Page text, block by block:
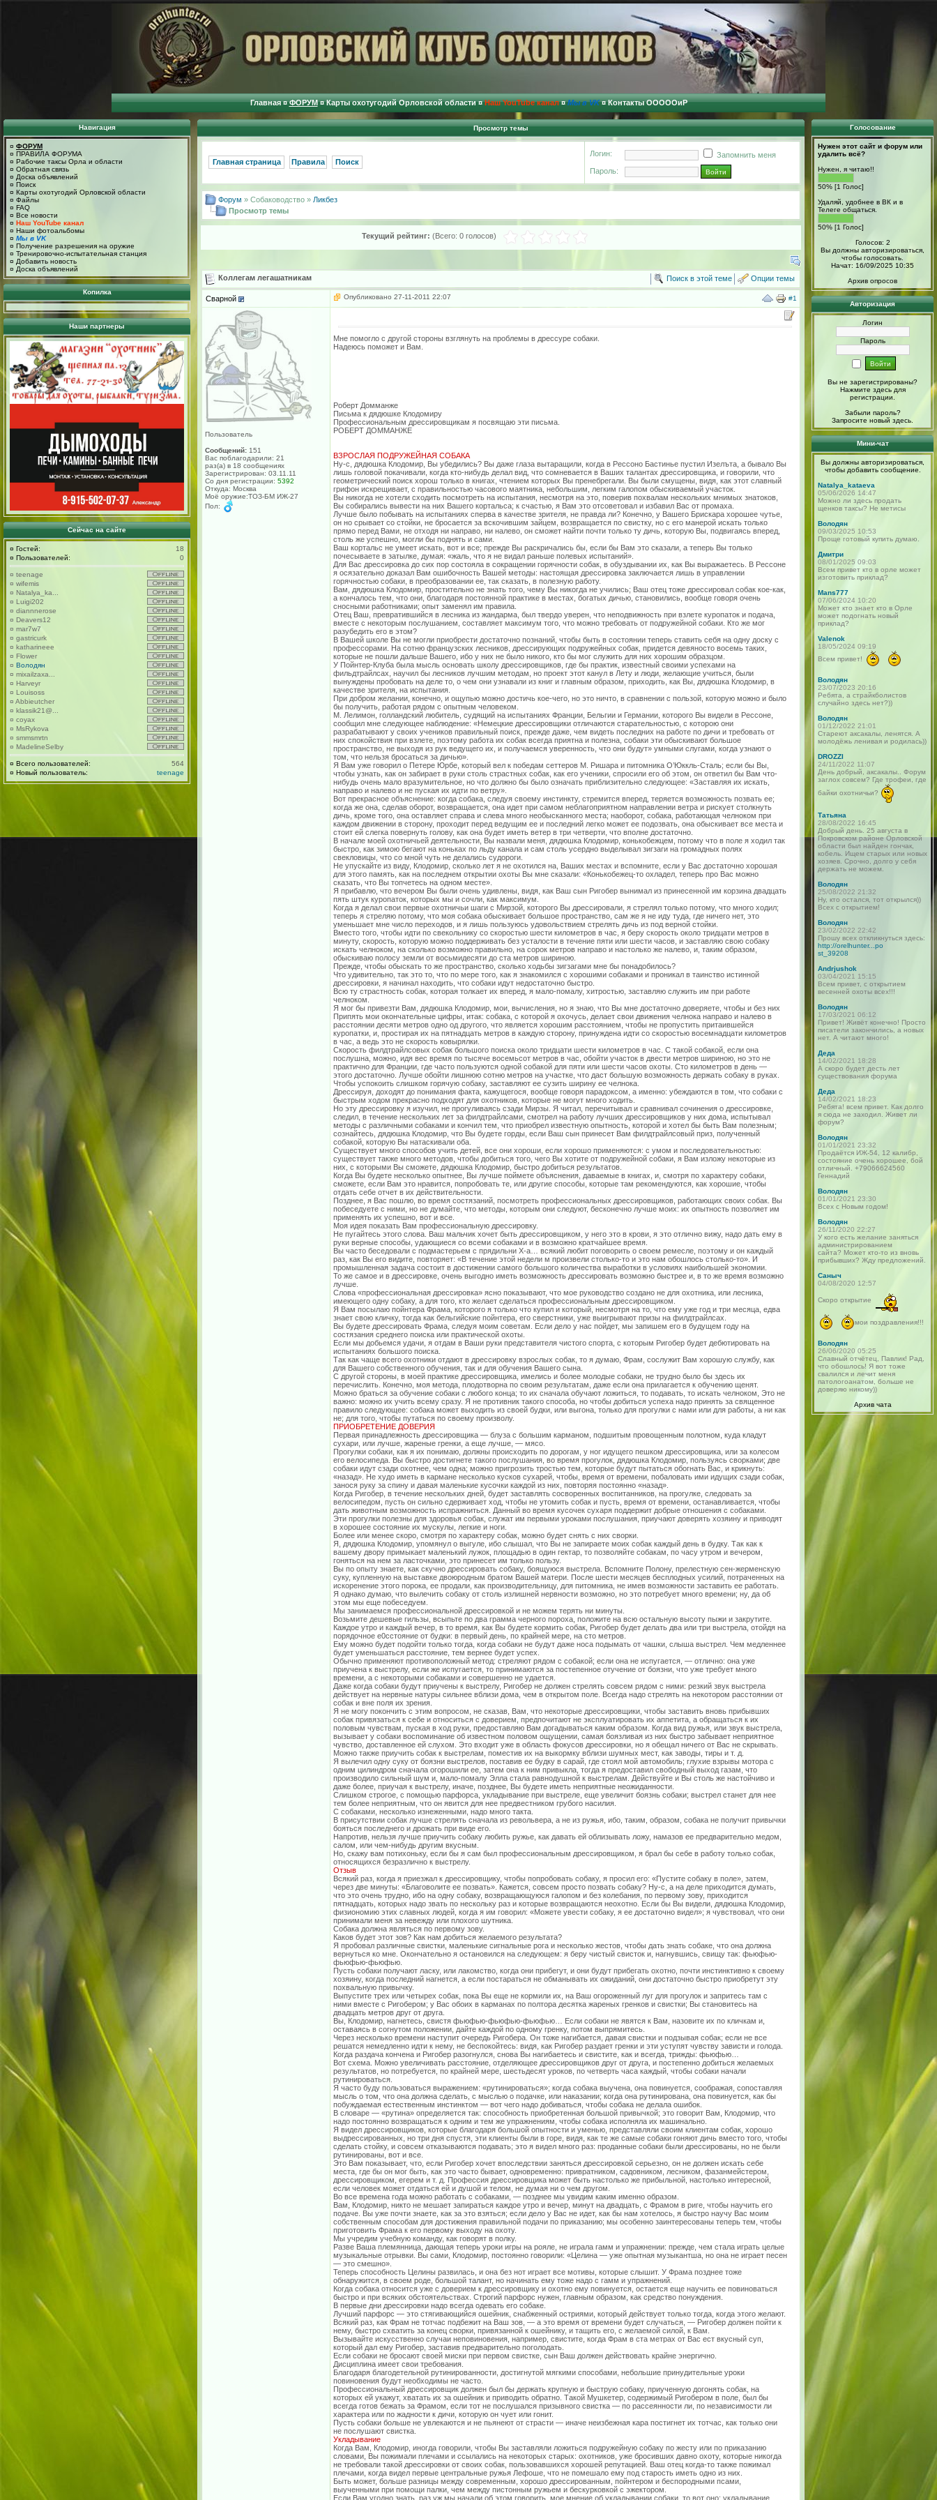
Главная ¤ ФОРУМ ¤ Карты охотугодий Орловской области ¤ Наш YouTube канал ¤ Мы в VK ¤ Контакты ОООООиР
Навигация
¤ ФОРУМ
¤ ПРАВИЛА ФОРУМА
¤ Рабочие таксы Орла и области
¤ Обратная связь
¤ Доска объявлений
¤ Поиск
¤ Карты охотугодий Орловской области
¤ Файлы
¤ FAQ
¤ Все новости
¤ Наш YouTube канал
¤ Наши фотоальбомы
¤ Мы в VK
¤ Получение разрешения на оружие
¤ Тренировочно-испытательная станция
¤ Добавить новость
¤ Доска объявлений
Копилка
Наши партнеры
Сейчас на сайте
¤ Гостей:
18
¤ Пользователей: 0
¤ teenage
¤ wifemis
¤ Natalya_ka...
¤ Luigi202
¤ diannnerose
¤ Deavers12
¤ mar7w7
¤ gastricurk
¤ katharineee
¤ Flower
¤ Володян
¤ mixailzaxa...
¤ Harveyr
¤ Louisoss
¤ Abbieutcher
¤ klassik21@...
¤ coyax
¤ MsRykova
¤ smmsmrtn
¤ MadelineSelby
¤ Всего пользователей:
564
¤ Новый пользователь: teenage
Просмотр темы
Главная страница Правила Поиск
Логин:
Запомнить меня
Пароль:
Форум » Собаководство » Ликбез
Просмотр темы
Текущий рейтинг: (Всего: 0 голосов)
Поиск в этой теме Опции темы
Коллегам легашатникам
Сварной #1
Опубликовано 27-11-2011 22:07
Пользователь
Сообщений: 151
Вас поблагодарили: 21
раз(а) в 18 сообщениях
Зарегистрирован: 03.11.11
Со дня регистрации: 5392
Откуда: Москва
Моё оружие:ТОЗ-БМ ИЖ-27
Пол:
Мне помогло с другой стороны взглянуть на проблемы в дрессуре собаки.
Надеюсь поможет и Вам.
Роберт Домманже
Письма к дядюшке Клодомиру
Профессиональным дрессировщикам я посвящаю эти письма.
РОБЕРТ ДОММАНЖЕ
ВЗРОСЛАЯ ПОДРУЖЕЙНАЯ СОБАКА
Ну-с, дядюшка Клодомир, Вы убедились? Вы даже глаза вытаращили, когда в Рессоно Бастинье пустил Изелъта, а бывало Вы
лишь головой покачивали, когда кто-нибудь делал вид, что сомневается в Ваших талантах дрессировщика, и говорили, что
геометрический поиск хорош только в книгах, чтением которых Вы пренебрегали. Вы были смущены, видя, как этот славный
грифон искрещивает, с правильностью часового маятника, небольшим, легким галопом обыскиваемый участок.
Вы никогда не хотели сходить посмотреть на испытания, несмотря на это, поверив похвалам нескольких мнимых знатоков,
Вы собирались вывести на них Вашего кортальса; к счастью, я Вам это отсоветовал и избавил Вас от промаха.
Лучше было побывать на испытаниях сперва в качестве зрителя, не правда ли? Конечно, у Вашего Брискара хорошее чутье,
он но срывает со стойки, не бросается за вскочившим зайцем, возвращается по свистку, но с его манерой искать только
прямо перед Вами, не отходя ни направо, ни налево, он сможет найти почти только ту дичь, которую Вы, подвигаясь вперед,
столь же успешно, могли бы поднять и сами.
Ваш кортальс не умеет искать, вот и все; прежде Вы раскричались бы, если бы Вам это сказали, а теперь Вы только
почесываете в затылке, думая: «жаль, что я не видал раньше полевых испытаний».
Для Вас дрессировка до сих пор состояла в сокращении горячности собак, в обуздывании их, как Вы выражаетесь. В Рессоне
я осязательно доказал Вам ошибочность Вашей методы: настоящая дрессировка заключается лишь в управлении
горячностью собаки, в преобразовании ее, так сказать, в полезную работу.
Вам, дядюшка Клодомир, простительно не знать того, чему Вы никогда не учились; Ваш отец тоже дрессировал собак кое-как,
а кончалось тем, что они, благодаря постоянной практике в местах, богатых дичью, становились, вообще говоря очень
сносными работниками; опыт заменял им правила.
Отец Ваш, превратившийся в лесника из жандарма, был твердо уверен, что неподвижность при взлете куропаток и подача,
вместе с некоторым послушанием, составляет максимум того, что можно требовать от подружейной собаки. Кто же мог
разубедить его в этом?
В Вашей школе Вы не могли приобрести достаточно познаний, чтобы быть в состоянии теперь ставить себя на одну доску с
профессорами. На сотню французских лесников, дрессирующих подружейных собак, придется девяносто восемь таких,
которые не пошли дальше Вашего, ибо у них не было никого, кто бы мог служить для них хорошим образцом.
У Пойнтер-Клуба была мысль основать школу дрессировщиков, где бы практик, известный своими успехами на
фильдтрайлсах, научил бы лесников лучшим методам, но проект этот канул в Лету и люди, желающие учиться, были
вынуждены пробовать на деле то, о чем они узнавали из книг и главным образом, приходить, как Вы, дядюшка Клодомир, в
качестве зрителя, на испытания.
При добром желании, конечно, и ощупью можно достичь кое-чего, но это ничто, в сравнении с пользой, которую можно и было
бы получить, работая рядом с опытным человеком.
М. Лелимон, голландский любитель, судящий на испытаниях Франции, Бельгии и Германии, которого Вы видели в Рессоне,
сообщил мне следующее наблюдение: «Немецкие дрессировщики отличаются старательностью, с которою они
разрабатывают у своих учеников правильный поиск, прежде даже, чем видеть последних на работе по дичи и требовать от
них спокойствия при взлете, поэтому работа их собак всегда приятна и полезна, собаки эти обыскивают большое
пространство, не выходя из рук ведущего их, и получаемся уверенность, что они будут» умными слугами, когда узнают о
том, что нельзя бросаться за дичью».
Я Вам уже говорил о Петере Юрбе, который вел к победам сеттеров М. Ришара и питомника О’Юккль-Сталь; если бы Вы,
чтобы узнать, как он забирает в руки столь страстных собак, как его ученики, спросили его об этом, он ответил бы Вам что-
нибудь очень мало вразумительное, но что должно бы было означать приблизительно следующее: «Заставляя их искать,
направо и налево и не пуская их идти по ветру».
Вот прекрасное объяснение: когда собака, следуя своему инстинкту, стремится вперед, теряется возможность позвать ее;
когда же она, сделав оборот, возвращается, она идет при самом неблагоприятном направлении ветра и рискует столкнуть
дичь, кроме того, она оставляет справа и слева много необысканного места; наоборот, собака, работающая челноком при
каждом движении в сторону, проходит перед ведущим ее и последний легко может ее подозвать, она обыскивает все места и
стоит ей слегка повернуть голову, как она будет иметь ветер в три четверти, что вполне достаточно.
В начале моей охотничьей деятельности, Вы назвали меня, дядюшка Клодомир, конькобежцем, потому что в поле я ходил так
быстро, как зимою бегают на коньках по льду канала и сам столь усердно выделывал зигзаги на громадных полях
свекловицы, что со мной чуть не делались судороги.
Не упускайте из виду, Клодомир, сколько лет я не охотился на, Ваших местах и вспомните, если у Вас достаточно хорошая
для этого память, как на последнем открытии охоты Вы мне сказали: «Конькобежец-то охладел, теперь про Вас можно
сказать, что Вы топчетесь на одном месте».
Я прибавлю, что вечером Вы были очень удивлены, видя, как Ваш сын Ригобер вынимал из принесенной им корзина двадцать
пять штук куропаток, которых мы и сочли, как максимум.
Когда я делал свои первые охотничьи шаги с Мирзой, которого Вы дрессировали, я стрелял только потому, что много ходил;
теперь я стреляю потому, что моя собака обыскивает большое пространство, сам же я не иду туда, где ничего нет, это
уменьшает мне число переходов, и я лишь пользуюсь удовольствием стрелять дичь из под верной стойки.
Вместо того, чтобы идти по свекольнику со скоростью шести километров в час, я беру скорость около тридцати метров в
минуту, скорость, которую можно поддерживать без усталости в течение пяти или шести часов, и заставляю свою собаку
искать челноком, на сколько возможно правильно, на сорок метров направо и настолько же налево, и, таким образом,
обыскиваю полосу земли от восьмидесяти до ста метров шириною.
Прежде, чтобы обыскать то же пространство, сколько ходьбы зигзагами мне бы понадобилось?
Что удивительно, так это то, что по мере того, как я знакомился с хорошими собаками и проникал в таинство истинной
дрессировки, я начинал находить, что собаки идут недостаточно быстро.
Всю ту страстность собак, которая толкает их вперед, я мало-помалу, хитростью, заставляю служить им при работе
челноком.
Я мог бы привезти Вам, дядюшка Клодомир, мои, вычисления, но я знаю, что Вы мне достаточно доверяете, чтобы и без них
Припять мои окончательные цифры, итак: собака, с которой я охочусь, делает свои движения челнока направо и налево в
расстоянии десяти метров одно од другого, что является хорошим расстоянием, чтобы не пропустить притаившейся
куропатки, и, простирая их на пятнадцать метров в каждую сторону, принуждена идти со скоростью восемнадцати километров
в час, а ведь это не скорость ковырялки.
Скорость филдтрайлсовых собак большого поиска около тридцати шести километров в час. С такой собакой, если она
послушна, можно, идя вес время по тысяче восемьсот метров в час, обойти участок в двести метров шириною, но это не
практично для Франции, где часто пользуются одной собакой для пяти или шести часов охоты. Сто километров в день —
этого достаточно. Лучше обойти лишнюю сотню метров на участке, что даст большую возможность держать собаку в руках.
Чтобы успокоить слишком горячую собаку, заставляют ее сузить ширину ее челнока.
Дрессируя, доходят до понимания факта, кажущегося, вообще говоря парадоксом, а именно: убеждаются в том, что собаки с
быстрым ходом прекрасно подходят для охотников, которые не могут много ходить.
Но эту дрессировку я изучил, не прогуливаясь сзади Мирзы. Я читал, перечитывал и сравнивал сочинения о дрессировке,
следил, в течение нескольких лет за филдтрайлсами, смотрел на работу лучших дрессировщиков у них дома, испытывал
методы с различными собаками и кончил тем, что приобрел известную опытность, которой и хотел бы быть Вам полезным;
сознайтесь, дядюшка Клодомир, что Вы будете горды, если Ваш сын принесет Вам филдтрайлсовый приз, полученный
собакой, которую Вы натаскивали оба.
Существует много способов учить детей, все они хороши, если хорошо применяются: с умом и последовательностью:
существует также много методов, чтобы добиться того, чего Вы хотите от подружейной собаки, я Вам изложу некоторые из
них, с которыми Вы сможете, дядюшка Клодомир, быстро добиться результатов.
Когда Вы будете несколько опытнее, Вы лучше поймете объяснения, даваемые в книгах, и, смотря по характеру собаки,
сможете, если Вам это нравится, попробовать те, или другие способы, которые там рекомендуются, как хорошие, чтобы
отдать себе отчет в их действительности.
Позднее, я Вас пошлю, во время состязаний, посмотреть профессиональных дрессировщиков, работающих своих собак. Вы
побеседуете с ними, но не думайте, что методы, которым они следуют, бесконечно лучше моих: их опытность позволяет им
применять их успешно, вот и все.
Моя идея показать Вам профессиональную дрессировку.
Не пугайтесь этого слова. Ваш мальчик хочет быть дрессировщиком, у него это в крови, я это отлично вижу, надо дать ему в
руки верные способы, удающиеся со всеми собаками и в возможно кратчайшее время.
Вы часто беседовали с подмастерьем с прядильни Х-а… всякий любит поговорить о своем ремесле, поэтому и он каждый
раз, как Вы его видите, повторяет: «В течение этой недели м произвели столько-то и это нам обошлось столько-то». И
промышленная задача состоит в достижении самого большого количества выработки в условиях наибольшей экономии.
То же самое и в дрессировке, очень выгодно иметь возможность дрессировать возможно быстрее и, в то же время возможно
лучше.
Слова «профессиональная дрессировка» ясно показывают, что мое руководство создано не для охотника, или лесника,
имеющего одну собаку, а для того, кто желает сделаться профессиональным дрессировщиком.
Я Вам посылаю пойнтера Фрама, которого я только что купил и который, несмотря на то, что ему уже год и три месяца, едва
знает свою кличку, тогда как бельгийские пойнтера, его сверстники, уже выигрывают призы на филдтрайлсах.
Вы будете дрессировать Фрама, следуя моим советам. Если дело у нас пойдет, мы запишем его в будущем году на
состязания среднего поиска или практической охоты.
Если мы добьемся удачи, я отдам в Ваши руки представителя чистого спорта, с которым Ригобер будет дебютировать на
испытаниях большого поиска.
Так как чаще всего охотники отдают в дрессировку взрослых собак, то я думаю, Фрам, сослужит Вам хорошую службу, как
для Вашего собственного обучения, так и для обучения Вашего сына.
С другой стороны, в моей практике дрессировщика, имелись и более молодые собаки, не трудно было бы здесь их
перечислить. Конечно, моя метода, плодотворна по своим результатам, даже если она прилагается к обучению щенят.
Можно браться за обучение собаки с любого конца; то их сначала обучают ложиться, то подавать, то искать челноком, Это не
важно: можно их учить всему сразу. Я не противник такого способа, но чтобы добиться успеха надо принять за священное
правило следующее: собака может выходить из своей будки, или выгона, только для прогулки с нами или для работы, а ни как
не; для того, чтобы путаться по своему произволу.
ПРИОБРЕТЕНИЕ ДОВЕРИЯ
Первая принадлежность дрессировщика — блуза с большим карманом, подшитым провощенным полотном, куда кладут
сухари, или лучше, жареные гренки, а еще лучше, — мясо.
Прогулки собаки, как я их понимаю, должны происходить по дорогам, у ног идущего пешком дрессировщика, или за колесом
его велосипеда. Вы быстро достигнете такого послушания, во время прогулок, дядюшка Клодомир, пользуясь сворками; две
собаки идут сзади охотнее, чем одна; можно пригрозить тростью тем, которые будут пытаться обогнать Вас, и крикнуть:
«назад». Не худо иметь в кармане несколько кусков сухарей, чтобы, время от времени, побаловать ими идущих сзади собак,
занося руку за спину и давая маленькие кусочки каждой из них, повторяя постоянно «назад».
Когда Ригобер, в течение нескольких дней, будет заставлять сосворенных воспитанников, на прогулке, следовать за
велосипедом, пусть он сильно сдерживает ход, чтобы не утомить собак и пусть, время от времени, останавливается, чтобы
дать животным возможность испражниться. Данный во время кусочек сухаря поддержит добрые отношения с собаками.
Эти прогулки полезны для здоровья собак, служат им первыми уроками послушания, приучают доверять хозяину и приводят
в хорошее состояние их мускулы, легкие и ноги.
Более или менее скоро, смотря по характеру собак, можно будет снять с них сворки.
Я, дядюшка Клодомир, упомянул о выгуле, ибо слышал, что Вы не запираете моих собак каждый день в будку. Так как к
вашему двору примыкает маленький лужок, площадью в один гектар, то позволяйте собакам, по часу утром и вечером,
гоняться на нем за ласточками, это принесет им только пользу.
Вы по опыту знаете, как скучно дрессировать собаку, боящуюся выстрела. Вспомните Полону, прелестную сен-жерменскую
суку, купленную на выставке двоюродным братом Вашей матери. После шести месяцев бесплодных усилий, потраченных на
искоренение этого порока, ее продали, как производительницу, для питомника, не имев возможности заставить ее работать.
Я однако думаю, что вылечить собаку от столь излишней нервности возможно, но это потребует много времени; ну, да об
этом мы еще побеседуем.
Мы занимаемся профессиональной дрессировкой и не можем терять ни минуты.
Возьмите дешевые гильзы, всыпьте по два грамма черного пороха, положите на всю остальную высоту пыжи и закрутите.
Каждое утро и каждый вечер, в то время, как Вы будете кормить собак, Ригобер будет делать два или три выстрела, отойдя на
порядочное e0сстояние от будки: в первый день, по крайней мере, на сто метров.
Ему можно будет подойти только тогда, когда собаки не будут даже носа подымать от чашки, слыша выстрел. Чем медленнее
будет уменьшаться расстояние, тем вернее будет успех.
Обычно применяют противоположный метод: стреляют рядом с собакой; если она не испугается, — отлично: она уже
приучена к выстрелу, если же испугается, то принимаются за постепенное отучение от боязни, что уже требует много
времени, а с некоторыми собаками и совершенно не удается.
Даже когда собаки будут приучены к выстрелу, Ригобер не должен стрелять совсем рядом с ними: резкий звук выстрела
действует на нервные натуры сильнее вблизи дома, чем в открытом поле. Всегда надо стрелять на некотором расстоянии от
собак и вне поля их зрения.
Я не могу покончить с этим вопросом, не сказав, Вам, что некоторые дрессировщики, чтобы заставить вновь прибывших
собак привязаться к себе и относиться с доверием, предпочитают не эксплуатировать их аппетита, а обращаться к их
половым чувствам, пуская в ход руки, предоставляю Вам догадываться каким образом. Когда вид ружья, или звук выстрела,
вызывает у собаки воспоминание об известном половом ощущении, самая боязливая из них быстро забывает неприятное
чувство, доставленное ей слухом. Это входит уже в область фокусов дрессировки, но я обещал ничего от Вас не скрывать.
Можно также приучить собак к выстрелам, поместив их на выкормку вблизи шумных мест, как заводы, тиры и т. д.
Я вылечил одну суку от боязни выстрелов, поставив ее будку в сарай, где стоял мой автомобиль; глухие взрывы мотора с
одним цилиндром сначала огорошили ее, затем она к ним привыкла, тогда я предоставил свободный выход газам, что
производило сильный шум и, мало-помалу Элла стала равнодушной к выстрелам. Действуйте и Вы столь же настойчиво и
даже более, приучая к выстрелу, иначе, позднее, Вы будете иметь неприятные неожиданности.
Слишком строгое, с помощью парфорса, укладывание при выстреле, еще увеличит боязнь собаки; выстрел станет для нее
тем более неприятным, что он явится для нее предвестником грубого насилия.
С собаками, несколько изнеженными, надо много такта.
В присутствии собак лучше стрелять сначала из револьвера, а не из ружья, ибо, таким, образом, собака не получит привычки
бояться последнего и дрожать при виде его.
Напротив, нельзя лучше приучить собаку любить ружье, как давать ей облизывать ложу, намазов ее предварительно медом,
салом, или чем-нибудь другим вкусным.
Но, скажу вам потихоньку, если бы я сам был профессиональным дрессировщиком, я брал бы себе в работу только собак,
относящихся безразлично к выстрелу.
Отзыв
Всякий раз, когда я приезжал к дрессировщику, чтобы попробовать собаку, я просил его: «Пустите собаку в поле», затем,
через две минуты: «Благоволите ее позвать». Кажется, совсем просто позвать собаку? Ну-с, а на деле приходится думать,
что это очень трудно, ибо на одну собаку, возвращающуюся галопом и без колебания, по первому зову, приходится
пятнадцать, которых надо звать по нескольку раз и которые возвращаются неохотно. Если бы Вы видели, дядюшка Клодомир,
физиономию этих славных людей, когда я им говорил: «Можете увести собаку, я ее достаточно видел»; я чувствовал, что они
принимали меня за невежду или плохого шутника.
Собака должна являться по первому зову.
Каков будет этот зов? Как нам добиться желаемого результата?
Я пробовал различные свистки, маленькие сигнальные рога и несколько жестов, чтобы дать знать собаке, что она должна
вернуться ко мне. Окончательно я остановился на следующем: я беру чистый свисток и, нагнувшись, свищу так: фьюфью-
фьюфью-фьюфью.
Пусть собаки получают ласку, или лакомство, когда они прибегут, и они будут прибегать охотно, почти инстинктивно к своему
хозяину, когда последний нагнется, а если постараться не обманывать их ожиданий, они достаточно быстро приобретут эту
похвальную привычку.
Выпустите трех или четырех собак, пока Вы еще не кормили их, на Ваш огороженный луг для прогулок и запритесь там с
ними вместе с Ригобером; у Вас обоих в карманах по полтора десятка жареных гренков и свистки; Вы становитесь на
двадцать метров друг от друга.
Вы, Клодомир, нагнетесь, свистя фьюфью-фьюфью-фьюфью… Если собаки не явятся к Вам, назовите их по кличкам и,
оставаясь в согнутом положении, дайте каждой по одному гренку, потом выпрямитесь.
Через несколько времени наступит очередь Ригобера. Он тоже нагибается, давая свистки и подзывая собак; если не все
решатся немедленно идти к нему, не беспокойтесь: видя, как Ригобер раздает гренки и эти уступят чувству зависти и голода.
Когда раздача кончена и Ригобер разогнулся, снова Вы нагибаетесь и свистите, как и всегда, трижды: фьюфью…
Вот схема. Можно увеличивать расстояние, отделяющее дрессировщиков друг от друга, и постепенно добиться желаемых
результатов, но потребуется, по крайней мере, шестьдесят уроков, по четверть часа каждый, чтобы собаки начали
рутинироваться.
Я часто буду пользоваться выражением: «рутинироваться»; когда собака выучена, она повинуется, соображая, сопоставляя
мысль о том, что она должна сделать, с мыслью о подачке, или наказании; когда она рутинирована, она повинуется, как бы
побуждаемая естественным инстинктом — вот чего надо добиваться, чтобы собака не делала ошибок.
В словаре — «рутина» определяется так: способность приобретенная большой привычкой; это говорит Вам, Клодомир, что
надо постоянно возвращаться к одним и тем же упражнениям, чтобы собака исполняла их машинально.
Я видел дрессировщиков, которые благодаря большой опытности и уменью, представляли своим клиентам собак, хорошо
выдрессированных, но три дня спустя, эти клиенты были в горе, видя, как те же самые собаки гоняют дичь вместо того, чтобы
сделать стойку, и совсем отказываются подавать; это я видел много раз: проданные собаки были дрессированы, но не были
рутинированы, вот и все.
Это Вам показывает, что, если Ригобер хочет впоследствии заняться дрессировкой серьезно, он не должен искать себе
места, где бы он мог быть, как это часто бывает, одновременно: привратником, садовником, лесником, фазанмейстером,
дрессировщиком, егерем и т. д. Профессия дрессировщика может быть настолько же прибыльной, настолько интересной,
если человек может отдаться ей и душой и телом, не думая ни о чем другом.
Во все времена года можно работать с собаками, — позднее мы увидим каким именно образом.
Вам, Клодомир, никто не мешает запираться каждое утро и вечер, минут на двадцать, с Фрамом в риге, чтобы научить его
подаче. Вы уже почти знаете, как за это взяться; если дело у Вас не идет, как бы нам хотелось, я быстро научу Вас моим
собственным способам для достижения правильной подачи по приказанию; мы особенно заинтересованы теперь тем, чтобы
приготовить Фрама к его первому выходу на охоту.
Мы учредим учебную команду, как говорят в полку.
Разве Ваша племянница, дающая теперь уроки игры на рояле, не играла гамм и упражнении: прежде, чем стала играть целые
музыкальные отрывки. Вы сами, Клодомир, постоянно говорили: «Целина — уже опытная музыкантша, но она не играет песен
— это смешно».
Теперь способность Целины развилась, и она без нот играет все мотивы, которые слышит. У Фрама позднее тоже
обнаружится, в своем роде, большой талант, но начинать ему тоже надо с гамм и упражнений.
Когда собака относится уже с доверием к дрессировщику и охотно ему повинуется, остается еще научить ее повиноваться
быстро и при всяких обстоятельствах. Строгий парфорс нужен, главным образом, как средство понуждения.
В первые дни дрессировки надо всегда одевать его собаке.
Лучший парфорс — это стягивающийся ошейник, снабженный остриями, который действует только тогда, когда этого желают.
Всякий раз, как Фрам не тотчас подбежит на Ваш зов, — а это время от времени будет случаться, — Ригобер должен пойти к
нему, быстро схватить за конец сворки, привязанной к ошейнику, и тащить его, с желаемой силой, к Вам.
Вызывайте искусственно случаи неповиновения, например, свистите, когда Фрам в ста метрах от Вас ест вкусный суп,
который дал ему Ригобер, заставив предварительно поголодать.
Если собаки не бросают своей миски при первом свистке, сын Ваш должен действовать крайне энергично.
Дисциплина имеет свои требования.
Благодаря благодетельной рутинированности, достигнутой мягкими способами, небольшие принудительные уроки
повиновения будут необходимы не часто.
Профессиональный дрессировщик должен был бы держать крупную и быструю собаку, приученную догонять собак, на
которых ей укажут, хватать их за ошейник и приводить обратно. Такой Мушкетер, содержимый Ригобером в поле, был бы
всегда готов бежать за Фрамом, если тот не послушался призывного свистка — по рассеянности ли, по независимости ли
характера или по жадности к дичи, которую он чует или гонит.
Пусть собаки больше не увлекаются и не пьянеют от страсти — иначе неизбежная кара постигнет их тотчас, как только они
не послушают свистка.
Укладывание
Когда Вам, Клодомир, иногда говорили, чтобы Вы заставляли ложиться подружейную собаку по жесту или по приказанию
словами, Вы пожимали плечами и ссылались на некоторых старых: охотников, уже бросивших давно охоту, которые никогда
не требовали такой дрессировки от своих собак, пользовавшихся хорошей репутацией. Ваш отец когда-то также пожимал
плечами, когда видел первые центральные ружья Лефоше, что не помешало ему под старость иметь одно из них.
Быть может, больше разницы между современным, хорошо дрессированным, пойнтером и беспородными псами,
выученными при помощи палки, чем между пистонным ружьем и бескурковкой с эжектором.
Если Вам угодно знать, раз уж мы начали об этом говорить, мое мнение об укладывании собаки, то вот оно: укладывание
Голосование
Нужен этот сайт и форум или
удалить всё?
Нужен, я читаю!!
50% [1 Голос]
Удаляй, удобнее в ВК и в
Телеге общаться.
50% [1 Голос]
Голосов: 2
Вы должны авторизироваться,
чтобы голосовать.
Начат: 16/09/2025 10:35
Архив опросов
Авторизация
Логин
Пароль
Вы не зарегистрированы?
Нажмите здесьдля
регистрации.
Забыли пароль?
Запросите новый здесь.
Мини-чат
Вы должны авторизироваться,
чтобы добавить сообщение.
Natalya_kataeva
05/06/2026 14:47
Можно ли здесь продать
щенков таксы? Не метисы
Володян
09/03/2025 10:53
Проще готовый купить думаю.
Дмитри
08/01/2025 09:03
Всем привет кто в орле может
изготовить приклад?
Mans777
07/06/2024 10:20
Может кто знает кто в Орле
может подогнать новый
приклад?
Valenok
18/05/2024 09:19
Всем привет!
Володян
23/07/2023 20:16
Ребята, а страйкболистов
случайно здесь нет?))
Володян
01/12/2022 21:01
Стареют аксакалы, ленятся. А
молодёжь ленивая и родилась))
DROZZI
24/11/2022 11:07
День добрый, аксакалы.. Форум
заглох совсем? Где трофеи, где
байки охотничьи?
Татьяна
28/08/2022 16:45
Добрый день. 25 августа в
Покровском районе Орловской
области был найден гончак,
кобель. Ищем старых или новых
хозяев. Срочно, долго у себя
держать не можем.
Володян
25/08/2022 21:32
Ну, кто остался, тот открылся))
Всех с открытием!
Володян
23/02/2022 22:42
Прошу всех откликнуться здесь:
http://orelhunter...po
st_39208
Andrjushok
03/04/2021 15:15
Всем привет, с открытием
весенней охоты всех!!!
Володян
17/03/2021 06:12
Привет! Живёт конечно! Просто
писатели закончились, а новых
нет. А читают много!
Деда
14/02/2021 18:28
А скоро будет десть лет
существования форума
Деда
14/02/2021 18:23
Ребята! всем привет. Как долго
я сюда не заходил. Живет ли
форум?
Володян
01/01/2021 23:32
Продаётся ИЖ-54, 12 калибр,
состояние очень хорошее, бой
отличный. +79066624560
Геннадий
Володян
01/01/2021 23:30
Всех с Новым годом!
Володян
26/11/2020 22:27
У кого есть желание заняться
администрированием
сайта? Может кто-то из вновь
прибывших? Жду предложений.
Саныч
04/08/2020 12:57
Скоро открытие
мои поздравления!!!
Володян
26/06/2020 05:25
Славный отчётец, Павлик! Рад,
что обошлось! Я вот тоже
свалился и лечит меня
патологоанатом, больше не
доверяю никому))
Архив чата